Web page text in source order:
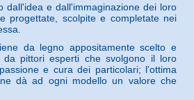
dall'idea e dall'immaginazione dei loro
progettate, scolpite e completate nei
da legno appositamente scelto e
pittori esperti che svolgono il loro
e cura dei particolari; l'ottima
dà ad ogni modello un valore che